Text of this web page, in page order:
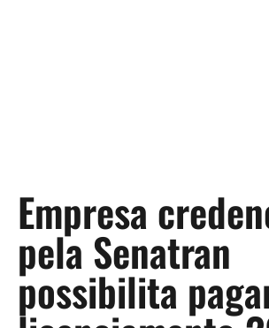
Empresa
pela Senatran
possibilita